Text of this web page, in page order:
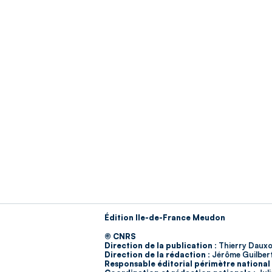
Édition Ile-de-France Meudon
© CNRS
Direction de la publication : Thierry
Direction de la rédaction : Jérôme
Responsable éditorial périmètre national